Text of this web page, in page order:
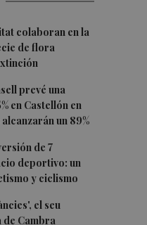
colaboran en la
de flora
prevé una
en Castellón en
un 89%
de 7
deportivo: un
y ciclismo
el seu
Cambra